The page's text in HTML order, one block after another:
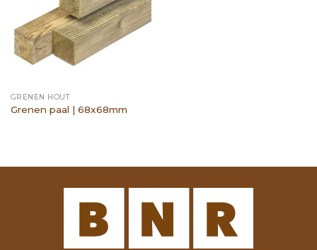
GRENEN HOUT
Grenen paal | 68x68mm